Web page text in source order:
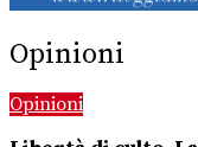
Opinioni
Opinioni